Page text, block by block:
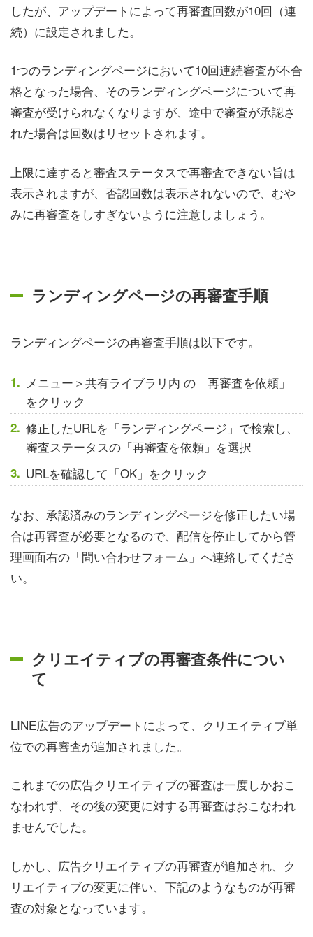
したが、アップデートによって再審査回数が10回（連
続）に設定されました。
1つのランディングページにおいて10回連続審査が不合
格となった場合、そのランディングページについて再
審査が受けられなくなりますが、途中で審査が承認さ
れた場合は回数はリセットされます。
上限に達すると審査ステータスで再審査できない旨は
表示されますが、否認回数は表示されないので、むや
みに再審査をしすぎないように注意しましょう。
ランディングページの再審査手順
ランディングページの再審査手順は以下です。
メニュー＞共有ライブラリ内 の「再審査を依頼」
をクリック
修正したURLを「ランディングページ」で検索し、
審査ステータスの「再審査を依頼」を選択
URLを確認して「OK」をクリック
なお、承認済みのランディングページを修正したい場
合は再審査が必要となるので、配信を停止してから管
理画面右の「問い合わせフォーム」へ連絡してくださ
い。
クリエイティブの再審査条件につい
て
LINE広告のアップデートによって、クリエイティブ単
位での再審査が追加されました。
これまでの広告クリエイティブの審査は一度しかおこ
なわれず、その後の変更に対する再審査はおこなわれ
ませんでした。
しかし、広告クリエイティブの再審査が追加され、ク
リエイティブの変更に伴い、下記のようなものが再審
査の対象となっています。